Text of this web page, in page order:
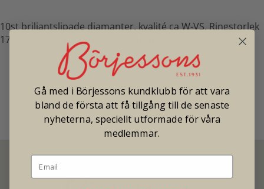
10st briljantslipade diamanter, kvalité ca W-VS. Ringstorlek
17,25/54. Vikt 3,8 gram. Second hand.
Pris: 16 900
Tradionellt butikspris: 30 000
Gå med i Börjessons kundklubb för att vara
bland de första att få tillgång till de senaste
nyheterna, speciellt utformade för våra
medlemmar.